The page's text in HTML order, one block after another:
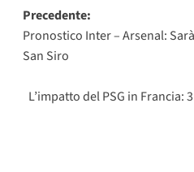
Navigazione
articolo
Precedente:
Pronostico Inter – Arsenal:
San Siro
L’impatto del PSG in